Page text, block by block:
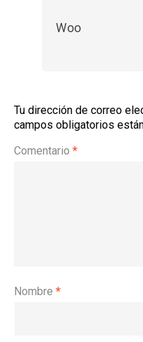
Woo
Tu dirección de correo
campos obligatorios
Comentario *
Nombre *